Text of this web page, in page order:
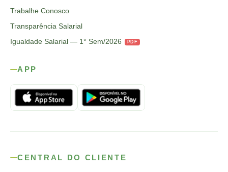
Trabalhe Conosco
Transparência Salarial
Igualdade Salarial — 1° Sem/2026
PDF
APP
CENTRAL DO CLIENTE